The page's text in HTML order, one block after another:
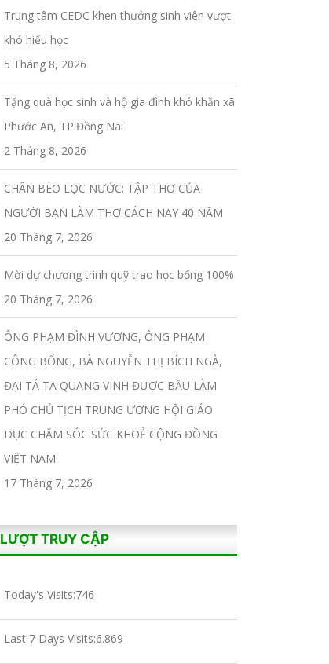
Trung tâm CEDC khen thưởng sinh viên vượt
khó hiếu học
5 Tháng 8, 2026
Tặng quà học sinh và hộ gia đình khó khăn xã
Phước An, TP.Đồng Nai
2 Tháng 8, 2026
CHÂN BÈO LỌC NƯỚC: TẬP THƠ CỦA
NGƯỜI BẠN LÀM THƠ CÁCH NAY 40 NĂM
20 Tháng 7, 2026
Mời dự chương trình quỹ trao học bổng 100%
20 Tháng 7, 2026
ÔNG PHẠM ĐÌNH VƯƠNG, ÔNG PHẠM
CÔNG BỔNG, BÀ NGUYỄN THỊ BÍCH NGÀ,
ĐẠI TÁ TẠ QUANG VINH ĐƯỢC BẦU LÀM
PHÓ CHỦ TỊCH TRUNG ƯƠNG HỘI GIÁO
DỤC CHĂM SÓC SỨC KHOẺ CỘNG ĐỒNG
VIỆT NAM
17 Tháng 7, 2026
LƯỢT TRUY CẬP
Today's Visits:746
Last 7 Days Visits:6.869